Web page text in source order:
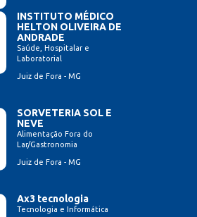
INSTITUTO MÉDICO
HELTON OLIVEIRA DE
ANDRADE
Saúde, Hospitalar e
Laboratorial
Juiz de Fora - MG
SORVETERIA SOL E
NEVE
Alimentação Fora do
Lar/Gastronomia
Juiz de Fora - MG
Ax3 tecnologia
Tecnologia e Informática